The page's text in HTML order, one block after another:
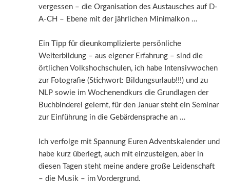
vergessen – die Organisation des Austausches auf D-
A-CH – Ebene mit der jährlichen Minimalkon …
Ein Tipp für dieunkomplizierte persönliche
Weiterbildung – aus eigener Erfahrung – sind die
örtlichen Volkshochschulen, ich habe Intensivwochen
zur Fotografie (Stichwort: Bildungsurlaub!!!) und zu
NLP sowie im Wochenendkurs die Grundlagen der
Buchbinderei gelernt, für den Januar steht ein Seminar
zur Einführung in die Gebärdensprache an …
Ich verfolge mit Spannung Euren Adventskalender und
habe kurz überlegt, auch mit einzusteigen, aber in
diesen Tagen steht meine andere große Leidenschaft
– die Musik – im Vordergrund.